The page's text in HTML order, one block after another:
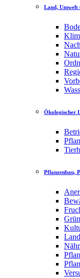
Land, Umwelt
Ökologischer
Pflanzenbau,